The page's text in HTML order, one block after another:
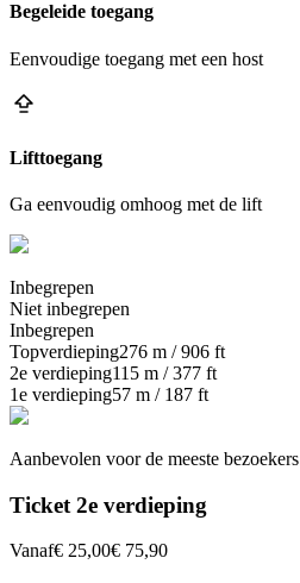
Begeleide toegang
Eenvoudige toegang met een host
Lifttoegang
Ga eenvoudig omhoog met de lift
Inbegrepen
Niet inbegrepen
Inbegrepen
Topverdieping276 m / 906 ft
2e verdieping115 m / 377 ft
1e verdieping57 m / 187 ft
Aanbevolen voor de meeste bezoekers
Ticket 2e verdieping
Vanaf€ 25,00€ 75,90